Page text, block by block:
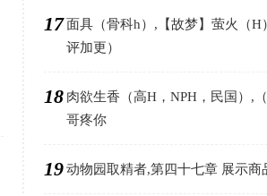
17面具（骨科h）,【故梦】萤火（H
评加更）
18 肉欲生香（高H，NPH，民国）,
哥疼你
19动物园取精者,第四十七章 展示商